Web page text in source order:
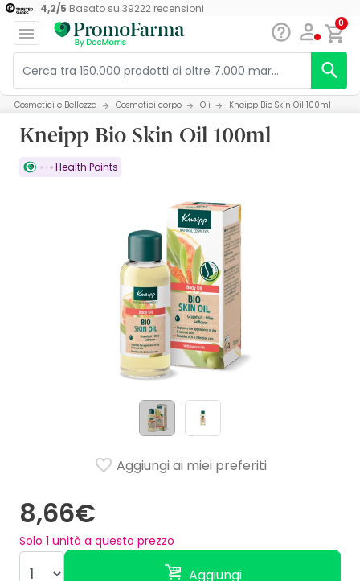
4,2/5 Basato su 39222recensioni
0
Cosmetici e Bellezza Cosmetici corpo Oli Kneipp Bio Skin Oil 100ml
Kneipp Bio Skin Oil 100ml
Health Points
8,66€
Solo 1 unità a questo prezzo
Aggiungi
Aggiungi ai miei preferiti